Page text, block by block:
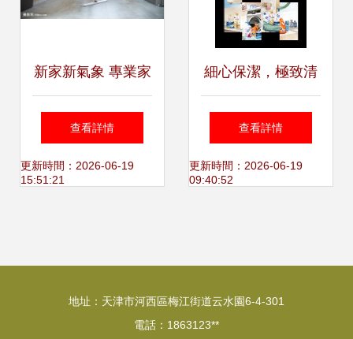
新家新氣象 專業家
政服務助力廚房衛
生打掃
查看詳情
更新時間：2026-06-19
15:51:21
細心保潔，極致清
潔
查看詳情
更新時間：2026-06-19
09:40:52
地址：天津市河西區梅江街道云水園6-4-301
電話：1863123**